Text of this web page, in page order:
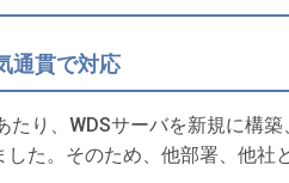
通貫で対応
たり、WDSサーバを新規に構
した。そのため、他部署、他